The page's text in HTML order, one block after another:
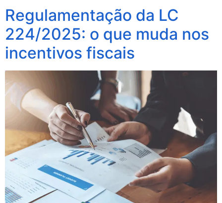
Regulamentação da LC
224/2025: o que muda nos
incentivos fiscais